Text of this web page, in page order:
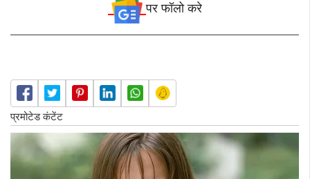
पर फॉलो करे